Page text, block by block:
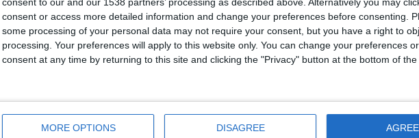
consent or access more detailed information and change your preferences before consenting.
some processing of your personal data may not require your consent, but you have a right to
processing. Your preferences will apply to this website only. You can change your preferences
consent at any time by returning to this site and clicking the "Privacy" button at the bottom of the
MORE OPTIONS DISAGREE AGREE
75'